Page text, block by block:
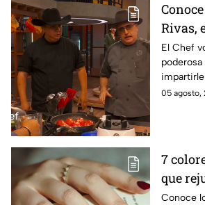
Rivas,
24/7
El Chef
05 agosto,
7
que
Conoce